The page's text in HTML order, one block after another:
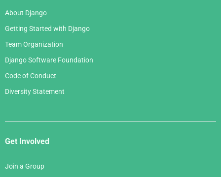
About Django
Getting Started with Django
Team Organization
Django Software Foundation
Code of Conduct
Diversity Statement
Get Involved
Join a Group